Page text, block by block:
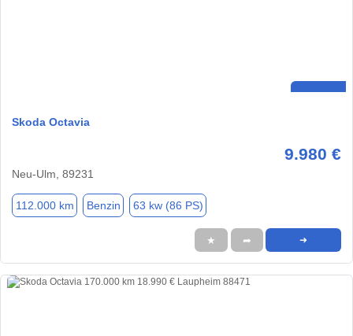
Skoda Octavia
9.980 €
Neu-Ulm, 89231
112.000 km Benzin 63 kw (86 PS)
★ ➦ ➜